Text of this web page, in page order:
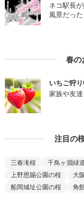
ネコ駅長
風景だった
春の
いちご狩
家族や友
注目の
三春滝桜 千鳥ヶ淵緑
上野恩賜公園の桜
大
船岡城址公園の桜
角